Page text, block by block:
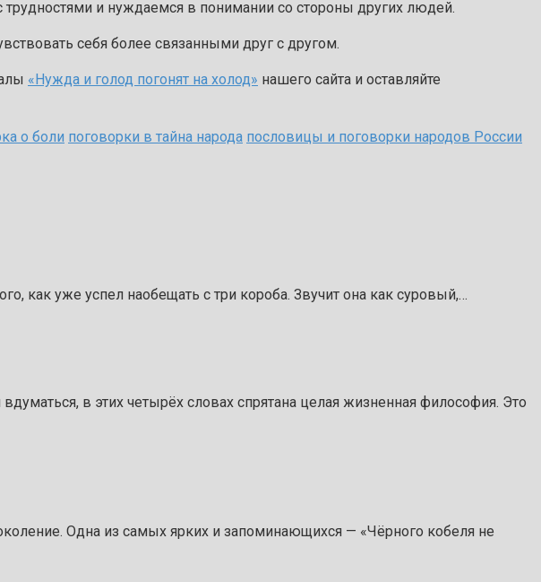
и нуждаемся в понимании со стороны других людей.
себя более связанными друг с другом.
«Нужда и голод погонят на холод» нашего сайта и оставляйте
о боли поговорки в тайна народа пословицы и поговорки народов России
как уже успел наобещать с три короба. Звучит она как суровый,…
в этих четырёх словах спрятана целая жизненная философия. Это
Одна из самых ярких и запоминающихся — «Чёрного кобеля не